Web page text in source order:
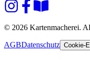
© 2026 Kartenmacherei.
AGBDatenschutz Cookie-